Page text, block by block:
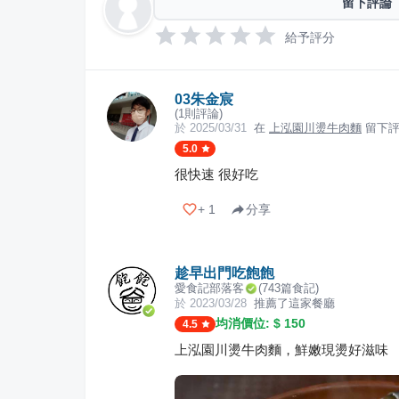
給予評分
03朱金宸
(1 則評論)
於 2025/03/31 在 上泓園川燙牛肉麵 留下
5.0
很快速 很好吃
+ 1 分享
趁早出門吃飽飽
愛食記部落客 (743篇食記)
於 2023/03/28 推薦了這家餐廳
4.5 均消價位: $ 150
上泓園川燙牛肉麵，鮮嫩現燙好滋味